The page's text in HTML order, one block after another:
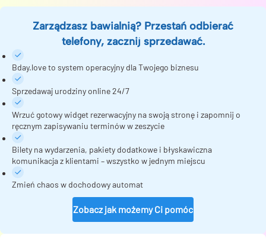
Zarządzasz bawialnią? Przestań odbierać
telefony, zacznij sprzedawać.
Bday.love to system operacyjny dla Twojego biznesu
Sprzedawaj urodziny online 24/7
Wrzuć gotowy widget rezerwacyjny na swoją stronę i zapomnij o
ręcznym zapisywaniu terminów w zeszycie
Bilety na wydarzenia, pakiety dodatkowe i błyskawiczna
komunikacja z klientami – wszystko w jednym miejscu
Zmień chaos w dochodowy automat
Zobacz jak możemy Ci pomóc